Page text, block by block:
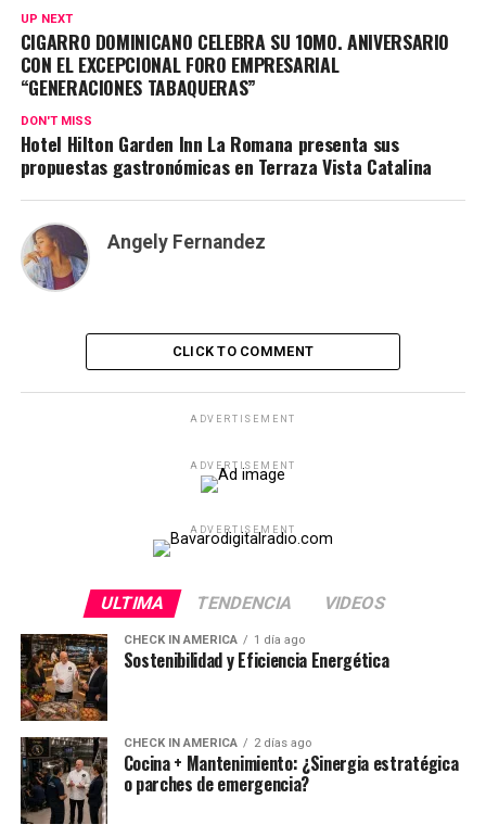
UP NEXT
CIGARRO DOMINICANO CELEBRA SU 10MO. ANIVERSARIO
CON EL EXCEPCIONAL FORO EMPRESARIAL
“GENERACIONES TABAQUERAS”
DON'T MISS
Hotel Hilton Garden Inn La Romana presenta sus
propuestas gastronómicas en Terraza Vista Catalina
Angely Fernandez
CLICK TO COMMENT
ADVERTISEMENT
ADVERTISEMENT
ADVERTISEMENT
ULTIMA TENDENCIA VIDEOS
CHECK IN AMERICA 1 día ago
Sostenibilidad y Eficiencia Energética
CHECK IN AMERICA 2 días ago
Cocina + Mantenimiento: ¿Sinergia estratégica
o parches de emergencia?